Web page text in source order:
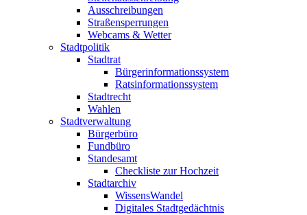
Ausschreibungen
Straßensperrungen
Webcams & Wetter
Stadtpolitik
Stadtrat
Bürgerinformationssystem
Ratsinformationssystem
Stadtrecht
Wahlen
Stadtverwaltung
Bürgerbüro
Fundbüro
Standesamt
Checkliste zur Hochzeit
Stadtarchiv
WissensWandel
Digitales Stadtgedächtnis